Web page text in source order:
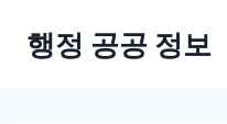
행정 공공 정보